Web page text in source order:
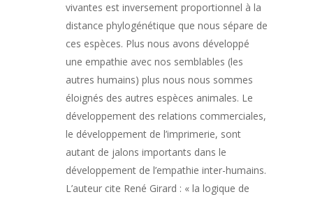
vivantes est inversement proportionnel à la
distance phylogénétique que nous sépare de
ces espèces. Plus nous avons développé
une empathie avec nos semblables (les
autres humains) plus nous nous sommes
éloignés des autres espèces animales. Le
développement des relations commerciales,
le développement de l’imprimerie, sont
autant de jalons importants dans le
développement de l’empathie inter-humains.
L’auteur cite René Girard : « la logique de